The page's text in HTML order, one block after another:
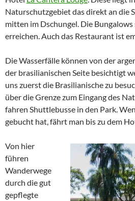
Naturschutzgebiet das direkt an die
mitten im Dschungel. Die Bungalows
erreichen. Auch das Restaurant ist
Die Wasserfälle können von der
der brasilianischen Seite besichtigt
uns zuerst die Brasilianische zu
über die Grenze zum Eingang des
fahren Shuttlebusse in den Park.
gebucht hat, fährt man bis zu dem
Von hier
führen
Wanderwege
durch die gut
gepflegte